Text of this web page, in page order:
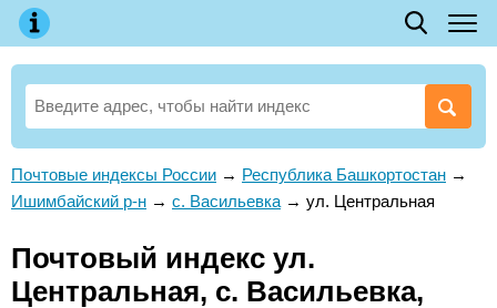
Почтовые индексы России → Республика Башкортостан →
Ишимбайский р-н → с. Васильевка → ул. Центральная
Почтовый индекс ул.
Центральная, с. Васильевка,